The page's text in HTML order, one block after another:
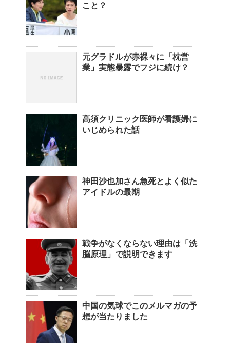
こと？
元グラドルが赤裸々に「枕営
業」実態暴露でフジに続け？
高須クリニック医師が看護婦に
いじめられた話
神田沙也加さん急死とよく似た
アイドルの最期
戦争がなくならない理由は「洗
脳原理」で説明できます
中国の気球でこのメルマガの予
想が当たりました